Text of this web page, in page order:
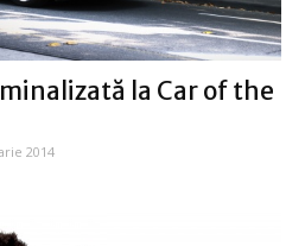
la Car of the
2014